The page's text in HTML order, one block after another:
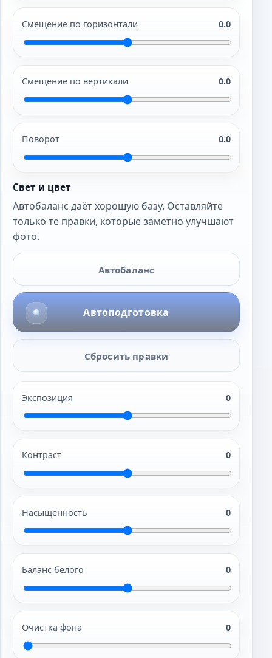
Смещение по горизонтали 0.0
Смещение по вертикали 0.0
Поворот 0.0
Свет и цвет
Автобаланс даёт хорошую базу. Оставляйте
только те правки, которые заметно улучшают
фото.
Автобаланс
Автоподготовка
Сбросить правки
Экспозиция 0
Контраст 0
Насыщенность 0
Баланс белого 0
Очистка фона 0